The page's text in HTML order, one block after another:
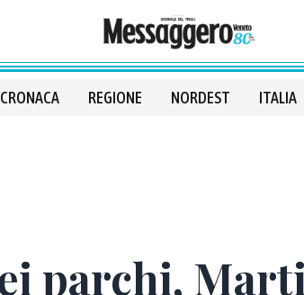
CRONACA REGIONE NORDEST ITALIA
parchi,